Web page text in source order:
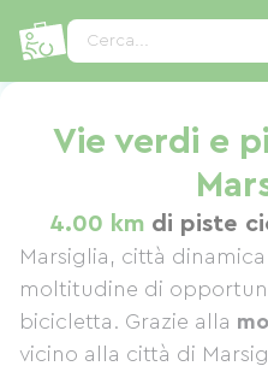
Cerca...
Vie verdi e
4.00 kmdi piste
Marsiglia, città
moltitudine di
bicicletta. Grazie alla
vicino alla città di
Pannello di gestione dei